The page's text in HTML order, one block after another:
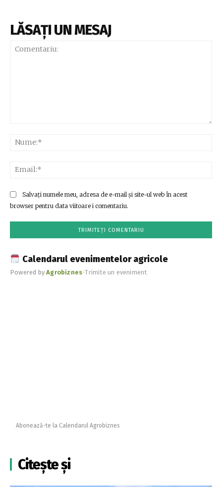
LĂSAȚI UN MESAJ
Salvați numele meu, adresa de e-mail și site-ul web în acest
browser pentru data viitoare i comentariu.
Calendarul evenimentelor agricole
Powered byAgrobiznes•Trimite un eveniment
Abonează-te la Calendarul Agrobiznes
Citește și